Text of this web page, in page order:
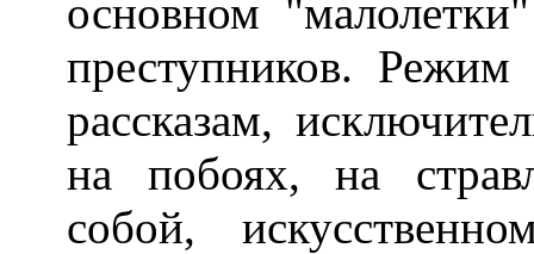
основном
преступников.
рассказам,
на побоях, на
собой,